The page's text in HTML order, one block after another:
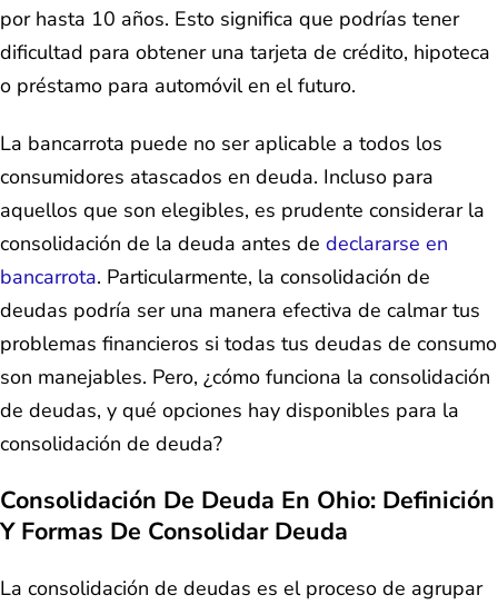
por hasta 10 años. Esto significa que podrías tener
dificultad para obtener una tarjeta de crédito, hipoteca
o préstamo para automóvil en el futuro.
La bancarrota puede no ser aplicable a todos los
consumidores atascados en deuda. Incluso para
aquellos que son elegibles, es prudente considerar la
consolidación de la deuda antes de declararse en
bancarrota. Particularmente, la consolidación de
deudas podría ser una manera efectiva de calmar tus
problemas financieros si todas tus deudas de consumo
son manejables. Pero, ¿cómo funciona la consolidación
de deudas, y qué opciones hay disponibles para la
consolidación de deuda?
Consolidación De Deuda En Ohio: Definición
Y Formas De Consolidar Deuda
La consolidación de deudas es el proceso de agrupar